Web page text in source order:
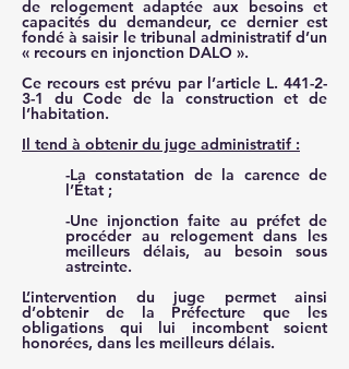
de relogement adaptée aux besoins et
capacités du demandeur, ce dernier est
fondé à saisir le tribunal administratif d’un
« recours en injonction DALO ».
Ce recours est prévu par l’article L. 441-2-
3-1 du Code de la construction et de
l’habitation.
Il tend à obtenir du juge administratif :
-La constatation de la carence de
l’État ;
-Une injonction faite au préfet de
procéder au relogement dans les
meilleurs délais, au besoin sous
astreinte.
L’intervention du juge permet ainsi
d’obtenir de la Préfecture que les
obligations qui lui incombent soient
honorées, dans les meilleurs délais.